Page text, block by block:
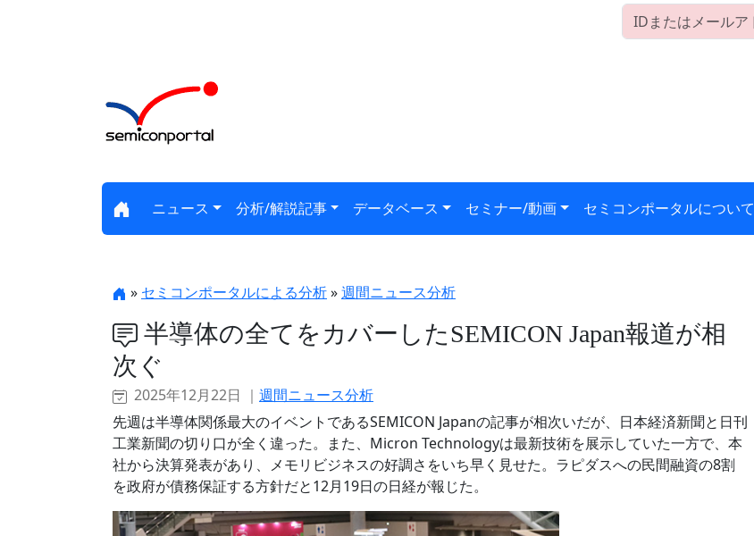
ニュース 分析/解説記事 データベース セミナー/動画 セミコンポータルについて
» セミコンポータルによる分析»週間ニュース分析
半導体の全てをカバーしたSEMICON Japan報道が相
次ぐ
2025年12月22日 ｜ 週間ニュース分析
先週は半導体関係最大のイベントであるSEMICON Japanの記事が相次いだが、日本経済新聞と日刊
工業新聞の切り口が全く違った。また、Micron Technologyは最新技術を展示していた一方で、本
社から決算発表があり、メモリビジネスの好調さをいち早く見せた。ラピダスへの民間融資の8割
を政府が債務保証する方針だと12月19日の日経が報じた。